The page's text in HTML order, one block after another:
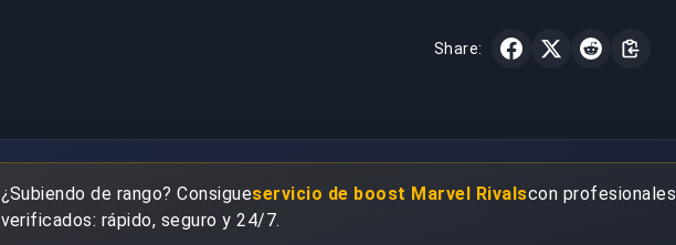
Share:
¿Subiendo de rango? Consigueservicio de boost Marvel Rivalscon profesionales
verificados: rápido, seguro y 24/7.